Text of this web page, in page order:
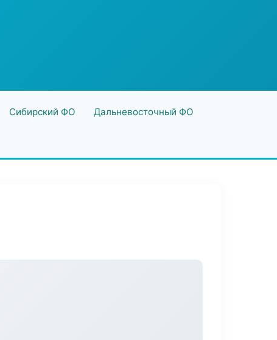
Сибирский ФО Дальневосточный ФО